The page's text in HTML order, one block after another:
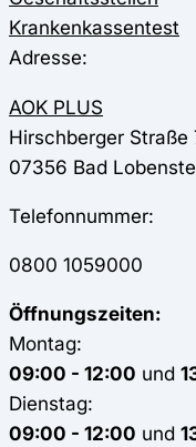
Krankenkassentest
Adresse:
AOK PLUS
Hirschberger Straße
07356 Bad
Telefonnummer:
0800 1059000
Öffnungszeiten:
Montag:
09:00 - 12:00 und
Dienstag:
09:00 - 12:00 und